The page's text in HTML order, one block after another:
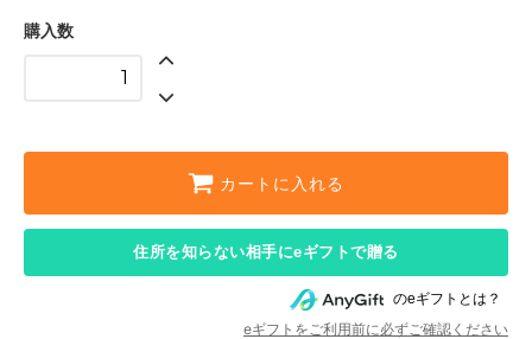
購入数
カートに入れる
住所を知らない相手にeギフトで贈る
のeギフトとは？
eギフトをご利用前に必ずご確認ください